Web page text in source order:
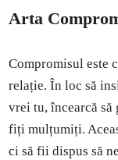
Arta
Compromisul este
relație. În loc să
vrei tu, încearcă să
fiți mulțumiți.
ci să fii dispus să